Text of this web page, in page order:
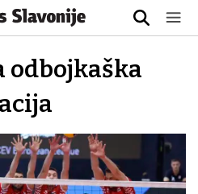
odbojkaška